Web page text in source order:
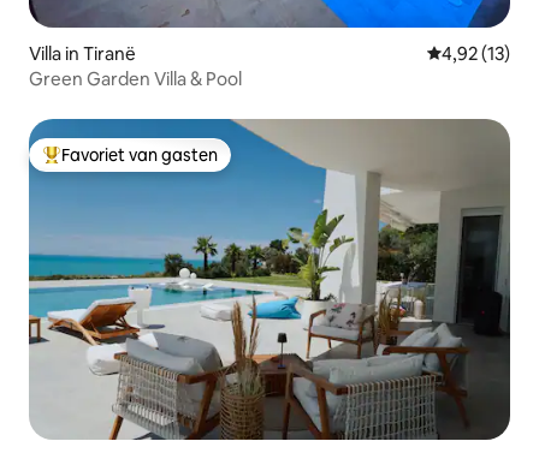
Villa in Tiranë Gemiddelde
4,92 (13)
Green Garden Villa & Pool
Topfavoriet van gasten
Favoriet van gasten